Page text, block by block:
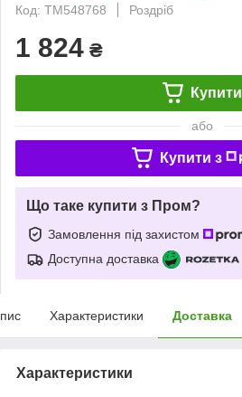
Код: TM548768
Роздріб
1 824 ₴
Купити
або
Купити з
Що таке купити з Пром?
Замовлення під захистом
Доступна доставка
Характеристики Доставка
Характеристики